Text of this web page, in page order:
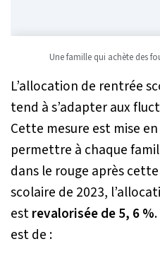
Une famille qui achète des
L’allocation de rentrée
tend à s’adapter aux
Cette mesure est mise
permettre à chaque
dans le rouge après
scolaire de 2023,
estrevalorisée de 5, 6 %
est de :